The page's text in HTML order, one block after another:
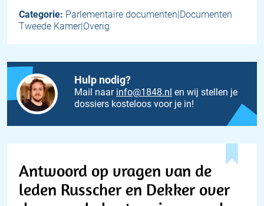
Categorie: Parlementaire documenten|Documenten
Tweede Kamer|Overig
Hulp nodig?
Mail naar info@1848.nl en wij stellen je
dossiers kosteloos voor je in!
Antwoord op vragen van de
leden Russcher en Dekker over